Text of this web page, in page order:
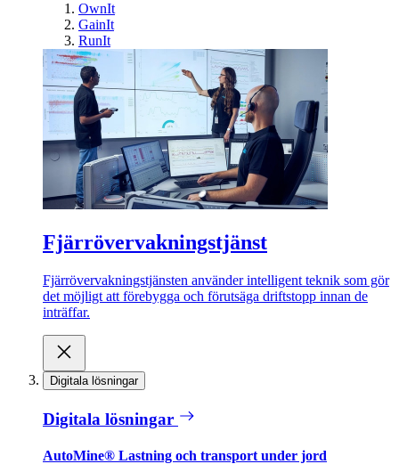
OwnIt
GainIt
RunIt
Fjärrövervakningstjänst
Fjärrövervakningstjänsten använder intelligent teknik som gör
det möjligt att förebygga och förutsäga driftstopp innan de
inträffar.
Digitala lösningar
Digitala lösningar
AutoMine® Lastning och transport under jord